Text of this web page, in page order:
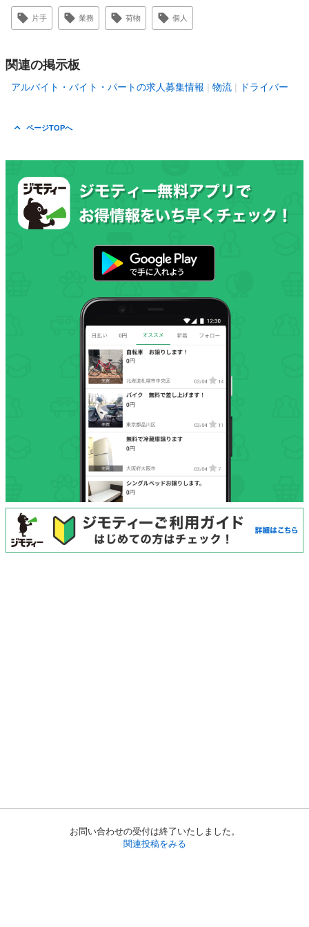
お問い合わせの受付は終了いたしました。
関連投稿をみる
片手 業務 荷物 個人
関連の掲示板
アルバイト・バイト・パートの求人募集情報 物流 ドライバー
ページTOPへ